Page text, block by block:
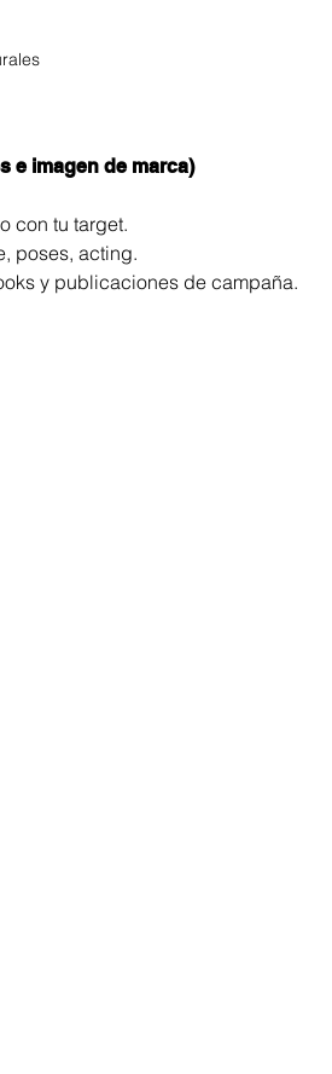
e imagen de marca)
con tu target.
poses, acting.
y publicaciones de campaña.